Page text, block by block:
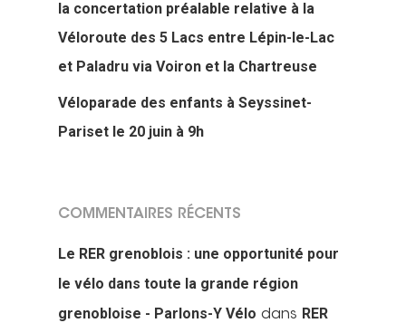
la concertation préalable relative à la
Véloroute des 5 Lacs entre Lépin-le-Lac
et Paladru via Voiron et la Chartreuse
Véloparade des enfants à Seyssinet-
Pariset le 20 juin à 9h
COMMENTAIRES RÉCENTS
Le RER grenoblois : une opportunité pour
le vélo dans toute la grande région
grenobloise - Parlons-Y Vélo dans RER